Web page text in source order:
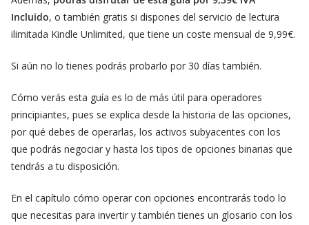
Incluido, o también gratis si dispones del servicio de lectura
ilimitada Kindle Unlimited, que tiene un coste mensual de 9,99€.
Si aún no lo tienes podrás probarlo por 30 días también.
Cómo verás esta guía es lo de más útil para operadores
principiantes, pues se explica desde la historia de las opciones,
por qué debes de operarlas, los activos subyacentes con los
que podrás negociar y hasta los tipos de opciones binarias que
tendrás a tu disposición.
En el capítulo cómo operar con opciones encontrarás todo lo
que necesitas para invertir y también tienes un glosario con los